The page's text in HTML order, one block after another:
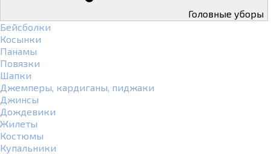
Головные уборы
Бейсболки
Косынки
Панамы
Повязки
Шапки
Джемперы, кардиганы, пиджаки
Джинсы
Дождевики
Жилеты
Костюмы
Купальники